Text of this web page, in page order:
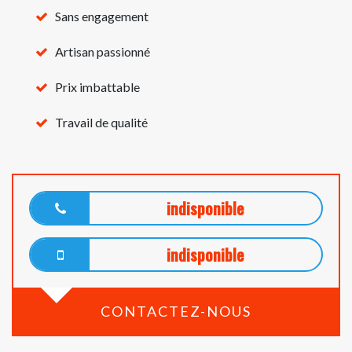
Sans engagement
Artisan passionné
Prix imbattable
Travail de qualité
indisponible
indisponible
CONTACTEZ-NOUS